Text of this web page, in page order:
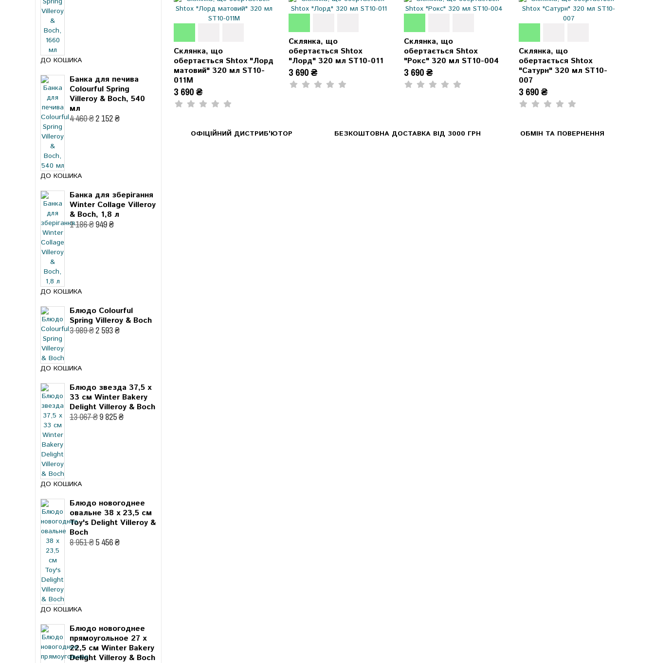
ДО КОШИКА
Банка для печива
Colourful Spring
Villeroy & Boch, 540
мл
4 460 ₴2 152 ₴
ДО КОШИКА
Банка для зберігання
Winter Collage Villeroy
& Boch, 1,8 л
1 186 ₴949 ₴
ДО КОШИКА
Блюдо Colourful
Spring Villeroy & Boch
3 989 ₴2 593 ₴
ДО КОШИКА
Блюдо звезда 37,5 x
33 см Winter Bakery
Delight Villeroy & Boch
13 067 ₴9 825 ₴
ДО КОШИКА
Блюдо новогоднее
овальне 38 x 23,5 см
Toy's Delight Villeroy &
Boch
8 951 ₴5 456 ₴
ДО КОШИКА
Блюдо новогоднее
прямоугольное 27 x
22,5 см Winter Bakery
Delight Villeroy & Boch
Склянка, що
обертається Shtox "Лорд
матовий" 320 мл ST10-
011M
3 690 ₴
Склянка, що
обертається Shtox
"Лорд" 320 мл ST10-011
3 690 ₴
Склянка, що
обертається Shtox
"Рокс" 320 мл ST10-004
3 690 ₴
Склянка, що
обертається Shtox
"Сатурн" 320 мл ST10-
007
3 690 ₴
ОФІЦІЙНИЙ ДИСТРИБ'ЮТОР БЕЗКОШТОВНА ДОСТАВКА ВІД 3000 ГРН ОБМІН ТА ПОВЕРНЕННЯ